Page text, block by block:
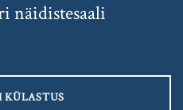
näidistesaali
KÜLASTUS